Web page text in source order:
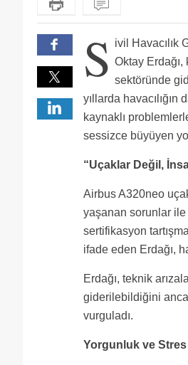
S ivil Havacılık
Oktay Erdağı,
sektöründe
yıllarda
kaynaklı
sessizce büyüyen
“Uçaklar Değil,
Airbus A320neo
yaşanan sorunlar ile
sertifikasyon
ifade eden Erdağı,
Erdağı, teknik
giderilebildiğini
vurguladı.
Yorgunluk ve